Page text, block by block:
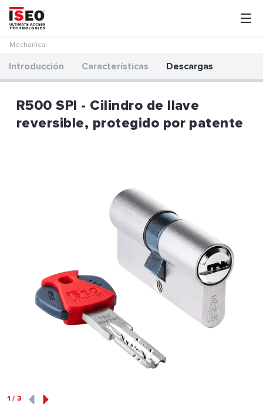
Mechanical
Introducción Características Descargas
R500 SPI - Cilindro de llave
reversible, protegido por patente
1 / 3